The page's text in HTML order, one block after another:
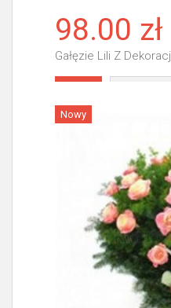
98.00 zł
Gałęzie Lili Z
Nowy